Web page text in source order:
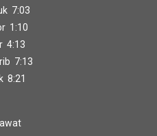
7:03
1:10
4:13
7:13
8:21